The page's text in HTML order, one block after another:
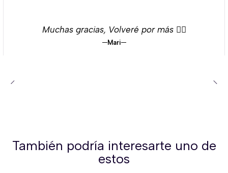
Muchas gracias, Volveré por más 👌🏻
Mari
También podría interesarte uno de
estos